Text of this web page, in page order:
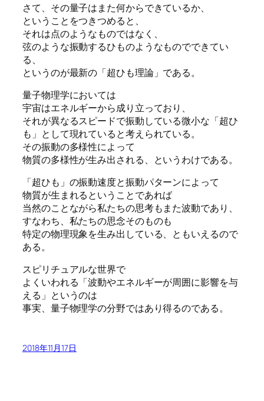
さて、その量子はまた何からできているか、
ということをつきつめると、
それは点のようなものではなく、
弦のような振動するひものようなものでできてい
る、
というのが最新の「超ひも理論」である。
量子物理学においては
宇宙はエネルギーから成り立っており、
それが異なるスピードで振動している微小な「超ひ
も」として現れていると考えられている。
その振動の多様性によって
物質の多様性が生み出される、というわけである。
「超ひも」の振動速度と振動パターンによって
物質が生まれるということであれば
当然のことながら私たちの思考もまた波動であり、
すなわち、私たちの思念そのものも
特定の物理現象を生み出している、ともいえるので
ある。
スピリチュアルな世界で
よくいわれる「波動やエネルギーが周囲に影響を与
える」というのは
事実、量子物理学の分野ではあり得るのである。
2018年11月17日